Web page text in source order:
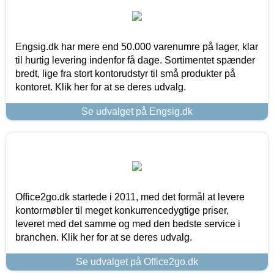
Engsig.dk har mere end 50.000 varenumre på lager, klar
til hurtig levering indenfor få dage. Sortimentet spænder
bredt, lige fra stort kontorudstyr til små produkter på
kontoret. Klik her for at se deres udvalg.
Se udvalget på Engsig.dk
Office2go.dk startede i 2011, med det formål at levere
kontormøbler til meget konkurrencedygtige priser,
leveret med det samme og med den bedste service i
branchen. Klik her for at se deres udvalg.
Se udvalget på Office2go.dk